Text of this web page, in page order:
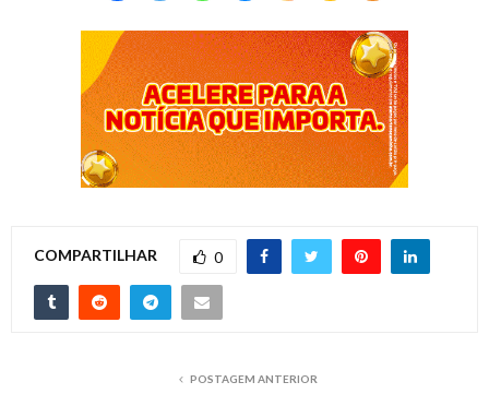
COMPARTILHAR 0
POSTAGEM ANTERIOR